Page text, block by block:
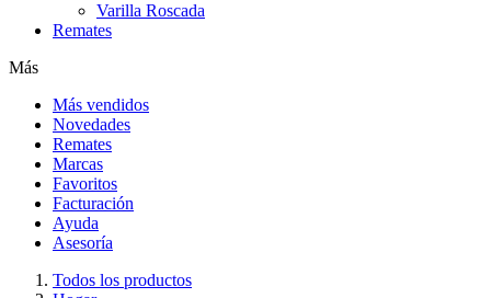
Varilla Roscada
Remates
Más
Más vendidos
Novedades
Remates
Marcas
Favoritos
Facturación
Ayuda
Asesoría
Todos los productos